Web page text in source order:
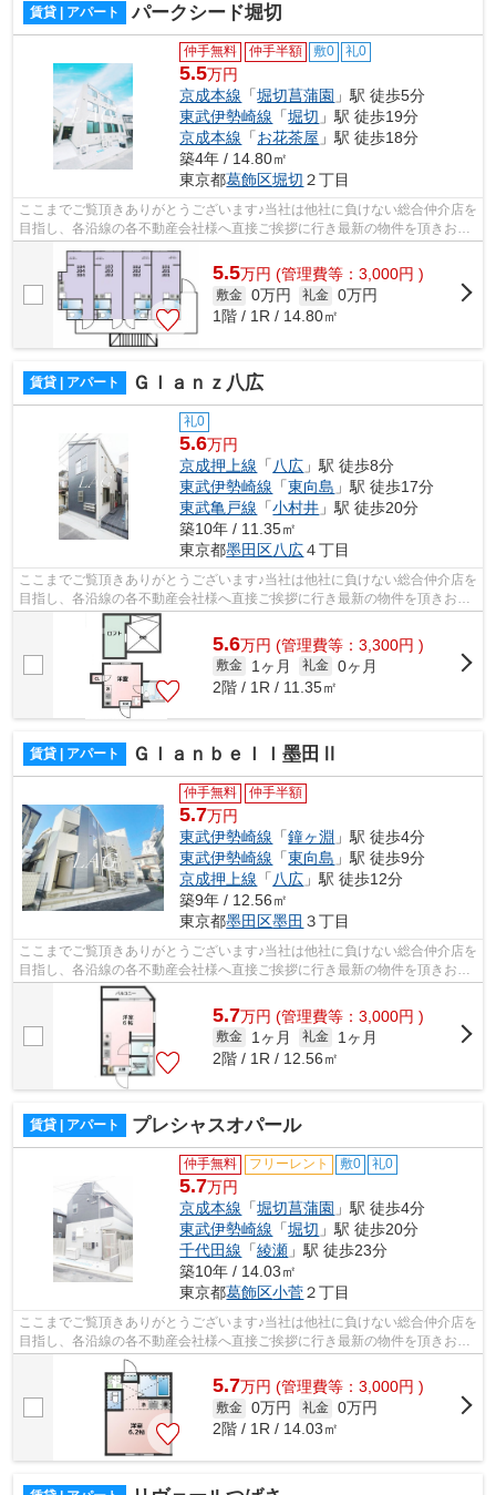
賃貸 | アパート パークシード堀切
仲手無料 仲手半額 敷0 礼0
5.5万円
京成本線 「堀切菖蒲園 」駅 徒歩5分
東武伊勢崎線 「堀切 」駅 徒歩19分
京成本線 「お花茶屋 」駅 徒歩18分
築4年 / 14.80㎡
東京都葛飾区堀切 ２丁目
ここまでご覧頂きありがとうございます♪当社は他社に負けない総合仲介店を
目指し、各沿線の各不動産会社様へ直接ご挨拶に行き最新の物件を頂きお客
様へ提供しております！最新の情報は...
5.5万円 (管理費等：3,000円 )
敷金 0万円 礼金 0万円
1階 / 1R / 14.80㎡
賃貸 | アパート Ｇｌａｎｚ八広
礼0
5.6万円
京成押上線 「八広 」駅 徒歩8分
東武伊勢崎線 「東向島 」駅 徒歩17分
東武亀戸線 「小村井 」駅 徒歩20分
築10年 / 11.35㎡
東京都墨田区八広４丁目
ここまでご覧頂きありがとうございます♪当社は他社に負けない総合仲介店を
目指し、各沿線の各不動産会社様へ直接ご挨拶に行き最新の物件を頂きお客
様へ提供しております！最新の情報は...
5.6万円 (管理費等：3,300円 )
敷金 1ヶ月 礼金 0ヶ月
2階 / 1R / 11.35㎡
賃貸 | アパート Ｇｌａｎｂｅｌｌ墨田Ⅱ
仲手無料 仲手半額
5.7万円
東武伊勢崎線 「鐘ヶ淵 」駅 徒歩4分
東武伊勢崎線 「東向島 」駅 徒歩9分
京成押上線 「 八広 」駅 徒歩12分
築9年 / 12.56㎡
東京都墨田区墨田 ３丁目
ここまでご覧頂きありがとうございます♪当社は他社に負けない総合仲介店を
目指し、各沿線の各不動産会社様へ直接ご挨拶に行き最新の物件を頂きお客
様へ提供しております！最新の情報は...
5.7万円 (管理費等：3,000円 )
敷金 1ヶ月 礼金
1ヶ月
2階 / 1R / 12.56㎡
賃貸 | アパート プレシャスオパール
仲手無料 フリーレント 敷0 礼0
5.7万円
京成本線 「堀切菖蒲園 」駅 徒歩4分
東武伊勢崎線 「堀切 」駅 徒歩20分
千代田線 「綾瀬 」駅 徒歩23分
築10年 / 14.03㎡
東京都葛飾区小菅２丁目
ここまでご覧頂きありがとうございます♪当社は他社に負けない総合仲介店を
目指し、各沿線の各不動産会社様へ直接ご挨拶に行き最新の物件を頂きお客
様へ提供しております！最新の情報は...
5.7万円 (管理費等：3,000円 )
敷金 0万円 礼金 0万円
2階 / 1R / 14.03㎡